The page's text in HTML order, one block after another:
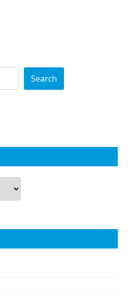
Search